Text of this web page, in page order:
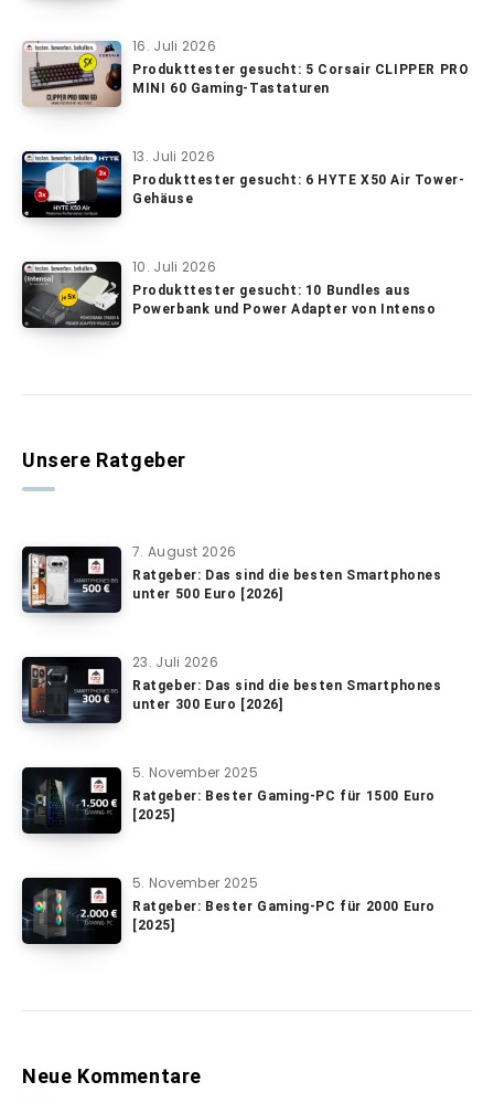
16. Juli 2026
Produkttester gesucht: 5 Corsair CLIPPER PRO
MINI 60 Gaming-Tastaturen
13. Juli 2026
Produkttester gesucht: 6 HYTE X50 Air Tower-
Gehäuse
10. Juli 2026
Produkttester gesucht: 10 Bundles aus
Powerbank und Power Adapter von Intenso
Unsere Ratgeber
7. August 2026
Ratgeber: Das sind die besten Smartphones
unter 500 Euro [2026]
23. Juli 2026
Ratgeber: Das sind die besten Smartphones
unter 300 Euro [2026]
5. November 2025
Ratgeber: Bester Gaming-PC für 1500 Euro
[2025]
5. November 2025
Ratgeber: Bester Gaming-PC für 2000 Euro
[2025]
Neue Kommentare